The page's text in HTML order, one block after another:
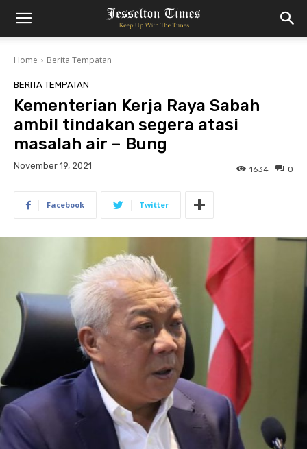
Home Berita Tempatan
BERITA TEMPATAN
Kementerian Kerja Raya Sabah
ambil tindakan segera atasi
masalah air – Bung
November 19, 2021 0
1634
Facebook Twitter